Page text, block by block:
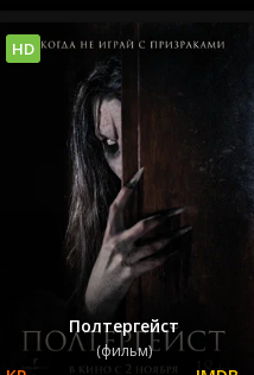
Полтергейст
(фильм)
HD